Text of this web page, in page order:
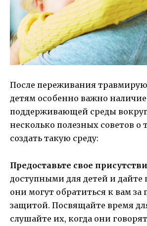
После переживания
детям особенно важно
поддерживающей среды
несколько полезных советов о
создать такую среду:
Предоставьте свое
доступными для детей и дайте
они могут обратиться к вам за
защитой. Посвящайте время
слушайте их, когда они